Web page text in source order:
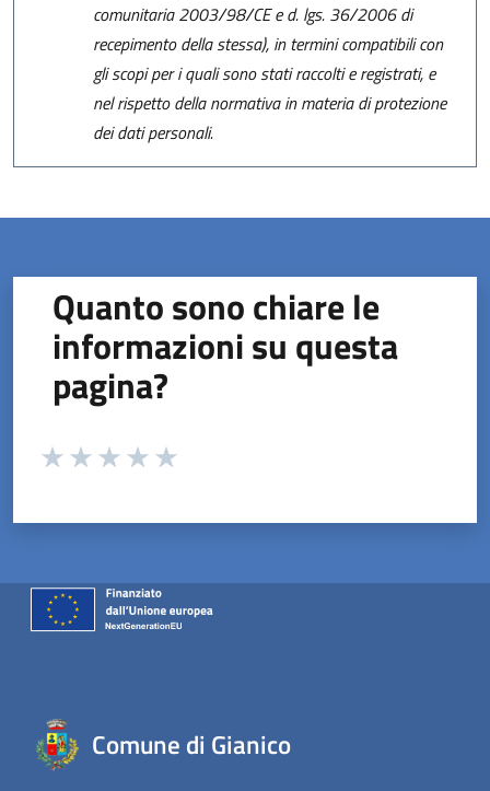
comunitaria 2003/98/CE e d. lgs. 36/2006 di
recepimento della stessa), in termini compatibili con
gli scopi per i quali sono stati raccolti e registrati, e
nel rispetto della normativa in materia di protezione
dei dati personali.
Quanto sono chiare le
informazioni su questa
pagina?
Valuta da 1 a 5 stelle la pagina
Comune di Gianico